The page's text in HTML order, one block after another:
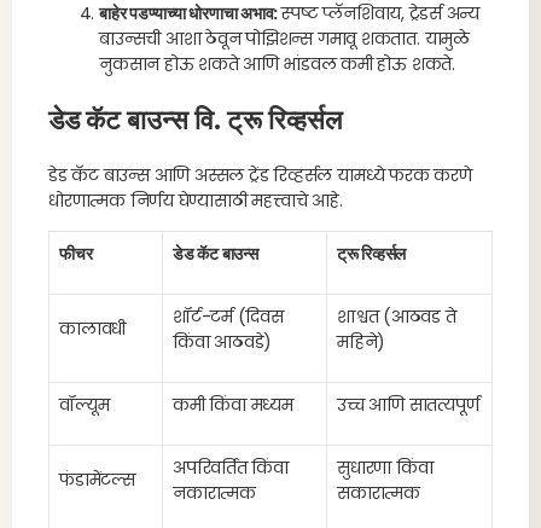
बाहेर पडण्याच्या धोरणाचा अभाव:स्पष्ट प्लॅनशिवाय, ट्रेडर्स अन्य
बाउन्सची आशा ठेवून पोझिशन्स गमावू शकतात. यामुळे
नुकसान होऊ शकते आणि भांडवल कमी होऊ शकते.
डेड कॅट बाउन्स वि. ट्रू रिव्हर्सल
डेड कॅट बाउन्स आणि अस्सल ट्रेंड रिव्हर्सल यामध्ये फरक करणे
धोरणात्मक निर्णय घेण्यासाठी महत्त्वाचे आहे.
फीचर डेड कॅट बाउन्स ट्रू रिव्हर्सल
कालावधी
शॉर्ट-टर्म (दिवस
किंवा आठवडे)
शाश्वत (आठवड ते
महिने)
वॉल्यूम कमी किंवा मध्यम उच्च आणि सातत्यपूर्ण
फंडामेंटल्स
अपरिवर्तित किंवा
नकारात्मक
सुधारणा किंवा
सकारात्मक